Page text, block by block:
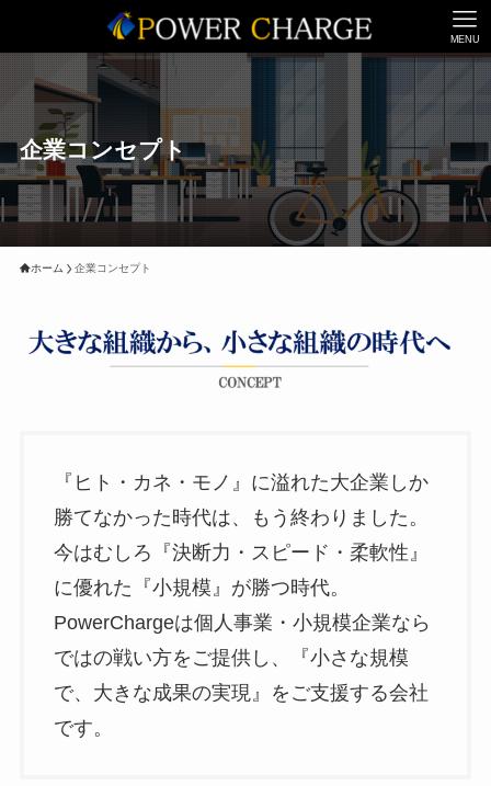
MENU
企業コンセプト
ホーム 企業コンセプト
『ヒト・カネ・モノ』に溢れた大企業しか
勝てなかった時代は、もう終わりました。
今はむしろ『決断力・スピード・柔軟性』
に優れた『小規模』が勝つ時代。
PowerChargeは個人事業・小規模企業なら
ではの戦い方をご提供し、『小さな規模
で、大きな成果の実現』をご支援する会社
です。